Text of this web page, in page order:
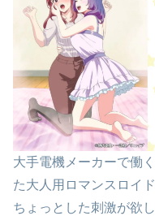
大手電機メーカーで働
た大人用ロマンスロイ
ちょっとした刺激が欲